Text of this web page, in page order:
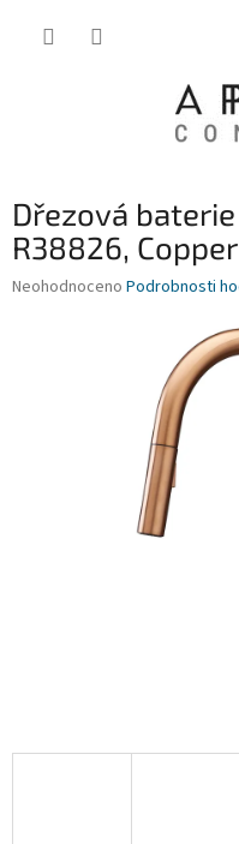
Dřezová
R38826,
Průměrné
Neohodnoceno Podrobnosti